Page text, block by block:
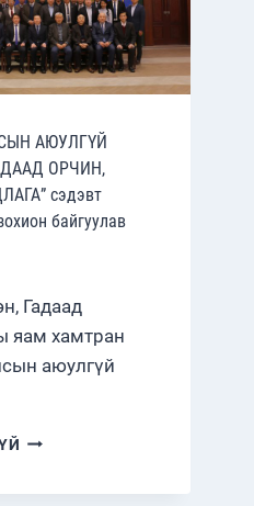
АЮУЛГҮЙ
ОРЧИН,
сэдэвт
байгуулав
Гадаад
яам хамтран
аюулгүй
“МОНГОЛ